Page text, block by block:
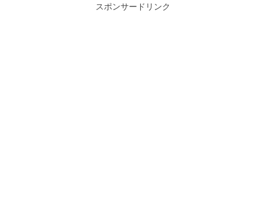
スポンサードリンク